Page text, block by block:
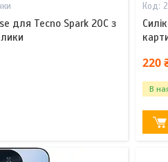
для Tecno Spark 20C з
220
В